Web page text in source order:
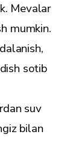
Mevalar
mumkin.
sotib
suv
bilan